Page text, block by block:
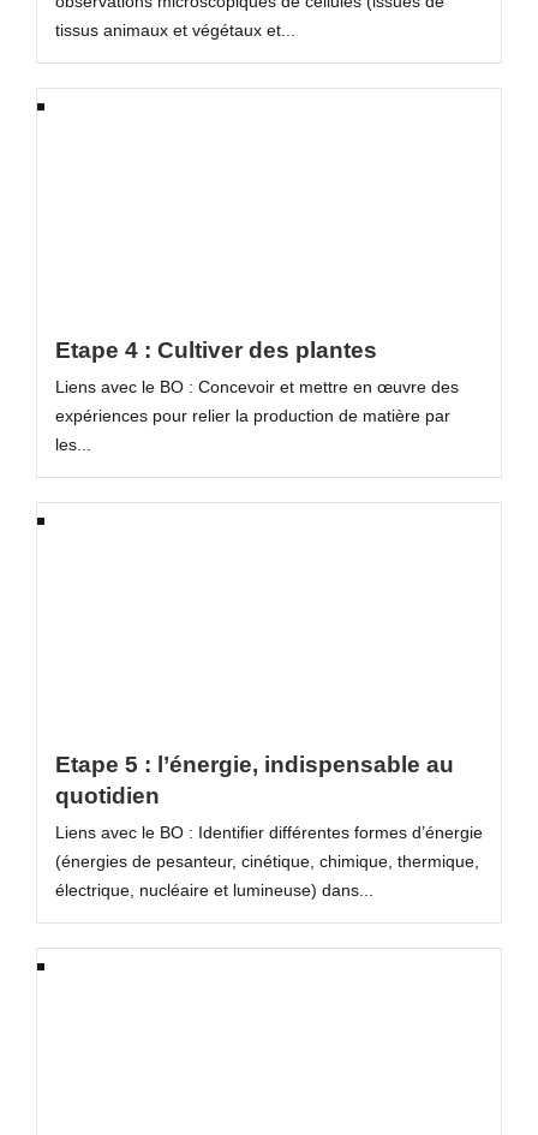
tissus animaux et végétaux et...
Etape 4 : Cultiver des plantes
Liens avec le BO : Concevoir et mettre en œuvre des
expériences pour relier la production de matière par
les...
Etape 5 : l’énergie, indispensable au
quotidien
Liens avec le BO : Identifier différentes formes d’énergie
(énergies de pesanteur, cinétique, chimique, thermique,
électrique, nucléaire et lumineuse) dans...